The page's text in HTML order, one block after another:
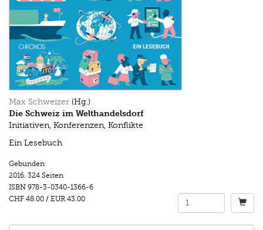
Max Schweizer (Hg.)
Die Schweiz im Welthandelsdorf
Initiativen, Konferenzen, Konflikte
Ein Lesebuch
Gebunden
2016. 324 Seiten
ISBN 978-3-0340-1366-6
CHF 48.00 / EUR 43.00